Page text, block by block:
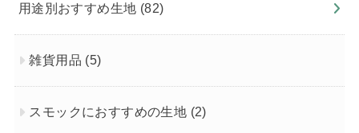
用途別おすすめ生地 (82)
雑貨用品 (5)
スモックにおすすめの生地 (2)